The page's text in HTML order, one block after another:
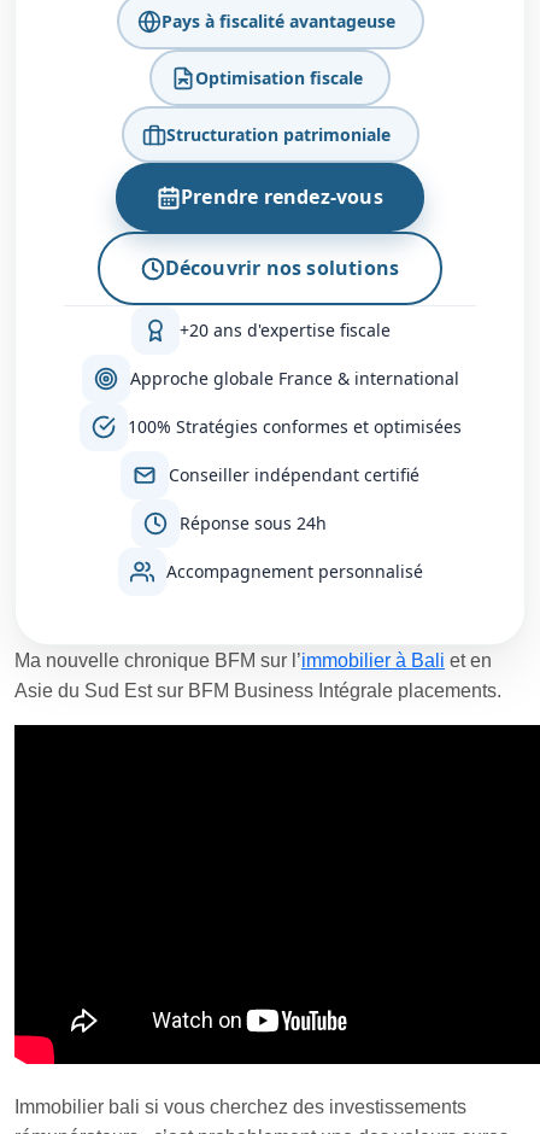
Pays à fiscalité avantageuse
Optimisation fiscale
Structuration patrimoniale
Prendre rendez-vous
Découvrir nos solutions
+20 ans d'expertise fiscale
Approche globale France & international
100% Stratégies conformes et optimisées
Conseiller indépendant certifié
Réponse sous 24h
Accompagnement personnalisé
Ma nouvelle chronique BFM sur l’immobilier à Bali et en
Asie du Sud Est sur BFM Business Intégrale placements.
Immobilier bali si vous cherchez des investissements